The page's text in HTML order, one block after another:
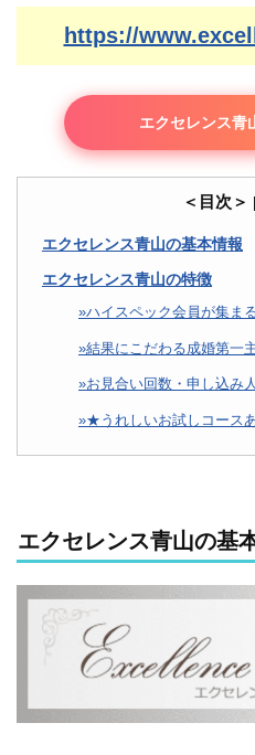
https://
エクセレンス青
＜目次＞
エクセレンス青山の基本情報
エクセレンス青山の特徴
ハイスペック会員が集ま
結果にこだわる成婚第一
お見合い回数・申し込み
★うれしいお試しコース
エクセレンス青山の基